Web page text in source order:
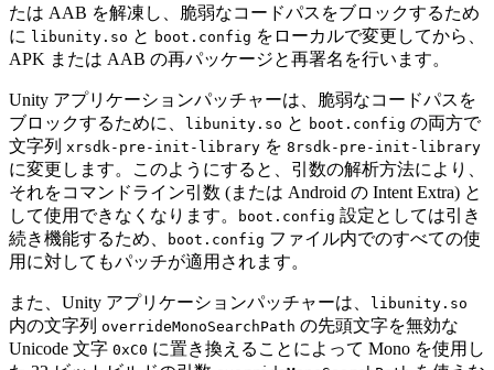
たは AAB を解凍し、脆弱なコードパスをブロックするため
に libunity.so と boot.config をローカルで変更してから、
APK または AAB の再パッケージと再署名を行います。
Unity アプリケーションパッチャーは、脆弱なコードパスを
ブロックするために、
libunity.so と boot.config の両方で
文字列 xrsdk-pre-init-library を 8rsdk-pre-init-library
に変更します。このようにすると、引数の解析方法により、
それをコマンドライン引数 (または Android の Intent Extra) と
して使用できなくなります。
boot.config 設定としては引き
続き機能するため、
boot.config ファイル内でのすべての使
用に対してもパッチが適用されます。
また、Unity アプリケーションパッチャーは、 libunity.so
内の文字列 overrideMonoSearchPath の先頭文字を無効な
Unicode 文字 0xC0 に置き換えることによって Mono を使用し